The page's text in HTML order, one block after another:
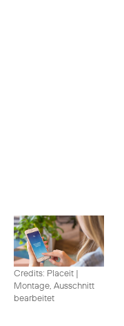
Credits: Placeit |
Montage, Ausschnitt
bearbeitet